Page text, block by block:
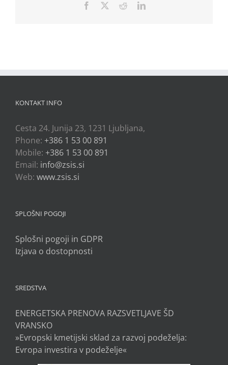
Facebook RedditLinkedIn
KONTAKT INFO
Cesta 24. Junija 23, 1231 Ljubljana,
Phone: +386 1 53 00 891
Mobile: +386 1 53 00 891
Email: info@zsis.si
Web: www.zsis.si
SPLOŠNI POGOJI
Splošni pogoji in GDPR
Izjava o dostopnosti
SREDSTVA
ENERGETSKA PRENOVA RAZSVETLJAVE ŠD
VRANSKO
»Evropski kmetijski sklad za razvoj podeželja:
Evropa investira v podeželje«